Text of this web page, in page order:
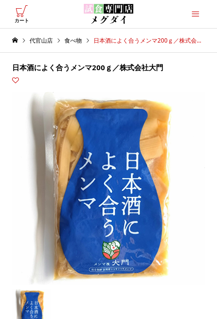
カート
代官山店 食べ物 日本酒によく合うメンマ200ｇ／株式会社大門
日本酒によく合うメンマ200ｇ／株式会社大門